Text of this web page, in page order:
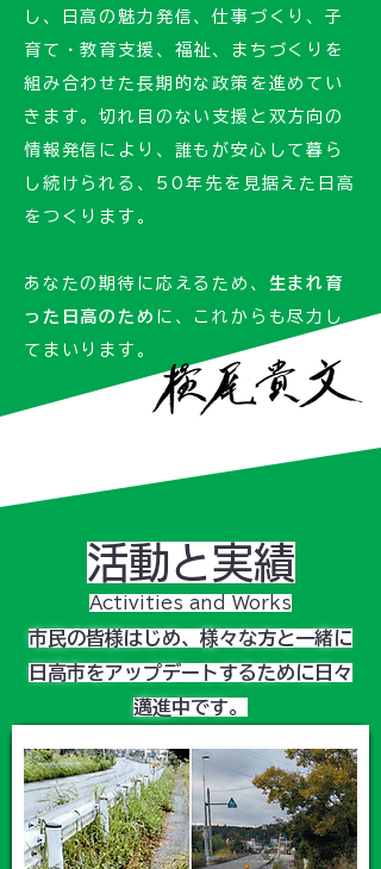
し、日高の魅力発信、仕事づくり、子
育て・教育支援、福祉、まちづくりを
組み合わせた長期的な政策を進めてい
きます。切れ目のない支援と双方向の
情報発信により、誰もが安心して暮ら
し続けられる、50年先を見据えた日高
をつくります。
​​あなたの期待に応えるため、 生まれ育
った日高のため に、これからも尽力し
てまいります。
​活動と実績
​Activities and Works
市民の皆様はじめ、様々な方と一緒に
日高市をアップデートするために日々
邁進中です。